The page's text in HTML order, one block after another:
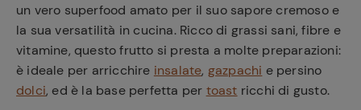
un vero superfood amato per il suo sapore cremoso e
la sua versatilità in cucina. Ricco di grassi sani, fibre e
vitamine, questo frutto si presta a molte preparazioni:
è ideale per arricchire insalate, gazpachi e persino
dolci, ed è la base perfetta per toast ricchi di gusto.